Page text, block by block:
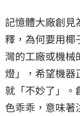
記憶體大廠創見
釋，為何要用椰
灣的工廠或機械
燈」，希望機器
就「不妙了」。
色乖乖，意味著